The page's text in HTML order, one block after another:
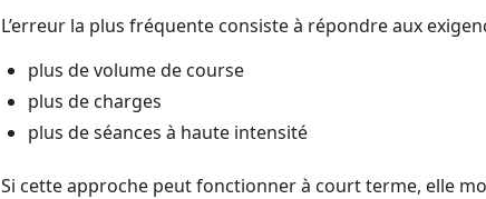
L’erreur la plus fréquente consiste à répondre aux
plus de volume de course
plus de charges
plus de séances à haute intensité
Si cette approche peut fonctionner à court terme, elle